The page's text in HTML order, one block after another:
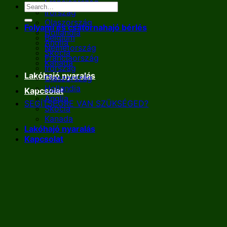
Franciaország
Írország
Olaszország
Hollandia
Anglia
Skócia
Kanada
Lakóhajó nyaralás
Kapcsolat
SEGÍTSÉGRE VAN SZÜKSÉGED?
Folyami és csatornahajó bérlés
Belgium
Németország
Franciaország
Írország
Olaszország
Hollandia
Anglia
Skócia
Kanada
Lakóhajó nyaralás
Kapcsolat